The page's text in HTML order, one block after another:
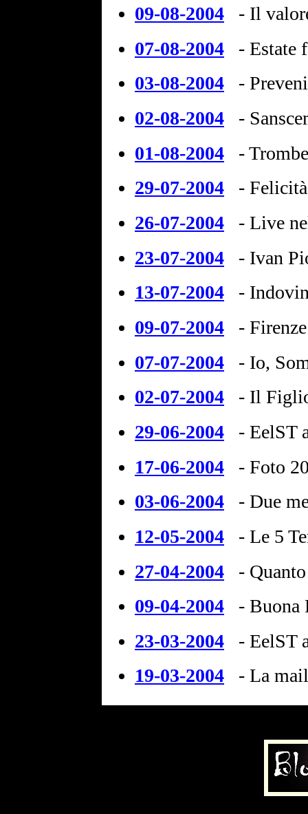
09-08-2004
- Il
07-08-2004
- Estate
03-08-2004
-
02-08-2004
-
01-08-2004
-
29-07-2004
-
26-07-2004
- Live
23-07-2004
- Ivan
13-07-2004
-
09-07-2004
-
07-07-2004
- Io,
02-07-2004
- Il
29-06-2004
- EelST
17-06-2004
- Foto
03-06-2004
- Due
12-05-2004
- Le 5
27-04-2004
-
09-04-2004
- Buona
23-03-2004
- EelST
19-03-2004
- La